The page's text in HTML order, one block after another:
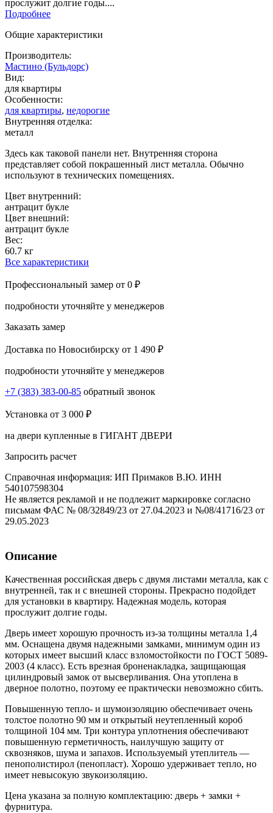
прослужит долгие годы....
Подробнее
Общие характеристики
Производитель:
Мастино (Бульдорс)
Вид:
для квартиры
Особенности:
для квартиры, недорогие
Внутренняя отделка:
металл
Здесь как таковой панели нет. Внутренняя сторона
представляет собой покрашенный лист металла. Обычно
используют в технических помещениях.
Цвет внутренний:
антрацит букле
Цвет внешний:
антрацит букле
Вес:
60.7 кг
Все характеристики
Профессиональный замер от 0 ₽
подробности уточняйте у менеджеров
Заказать замер
Доставка по Новосибирску от 1 490 ₽
подробности уточняйте у менеджеров
+7 (383) 383-00-85 обратный звонок
Установка от 3 000 ₽
на двери купленные в ГИГАНТ ДВЕРИ
Запросить расчет
Справочная информация: ИП Примаков В.Ю. ИНН
540107598304
Не является рекламой и не подлежит маркировке согласно
письмам ФАС № 08/32849/23 от 27.04.2023 и №08/41716/23 от
29.05.2023
Описание
Качественная российская дверь с двумя листами металла, как с
внутренней, так и с внешней стороны. Прекрасно подойдет
для установки в квартиру. Надежная модель, которая
прослужит долгие годы.
Дверь имеет хорошую прочность из-за толщины металла 1,4
мм. Оснащена двумя надежными замками, минимум один из
которых имеет высший класс взломостойкости по ГОСТ 5089-
2003 (4 класс). Есть врезная броненакладка, защищающая
цилиндровый замок от высверливания. Она утоплена в
дверное полотно, поэтому ее практически невозможно сбить.
Повышенную тепло- и шумоизоляцию обеспечивает очень
толстое полотно 90 мм и открытый неутепленный короб
толщиной 104 мм. Три контура уплотнения обеспечивают
повышенную герметичность, наилучшую защиту от
сквозняков, шума и запахов. Используемый утеплитель —
пенополистирол (пенопласт). Хорошо удерживает тепло, но
имеет невысокую звукоизоляцию.
Цена указана за полную комплектацию: дверь + замки +
фурнитура.